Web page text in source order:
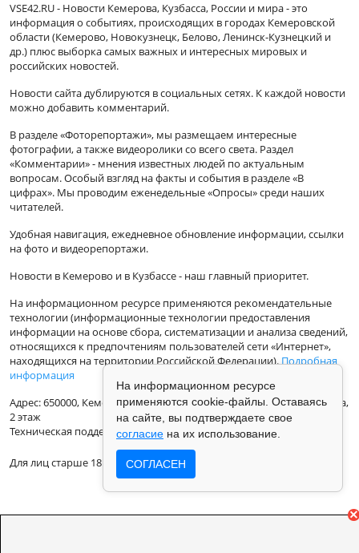
VSE42.RU - Новости Кемерова, Кузбасса, России и мира - это
информация о событиях, происходящих в городах Кемеровской
области (Кемерово, Новокузнецк, Белово, Ленинск-Кузнецкий и
др.) плюс выборка самых важных и интересных мировых и
российских новостей.
Новости сайта дублируются в социальных сетях. К каждой новости
можно добавить комментарий.
В разделе «Фоторепортажи», мы размещаем интересные
фотографии, а также видеоролики со всего света. Раздел
«Комментарии» - мнения известных людей по актуальным
вопросам. Особый взгляд на факты и события в разделе «В
цифрах». Мы проводим еженедельные «Опросы» среди наших
читателей.
Удобная навигация, ежедневное обновление информации, ссылки
на фото и видеорепортажи.
Новости в Кемерово и в Кузбассе - наш главный приоритет.
На информационном ресурсе применяются рекомендательные
технологии (информационные технологии предоставления
информации на основе сбора, систематизации и анализа сведений,
относящихся к предпочтениям пользователей сети «Интернет»,
находящихся на территории Российской Федерации).Подробная
информация
Адрес: 650000, Кемеровская Область, г.Кемерово, ул.Кузбасская 33а,
2 этаж
Техническая поддержка: support@vse42.ru
Для лиц старше 18 лет.
На информационном ресурсе
применяются cookie-файлы. Оставаясь
на сайте, вы подтверждаете свое
согласие на их использование.
СОГЛАСЕН